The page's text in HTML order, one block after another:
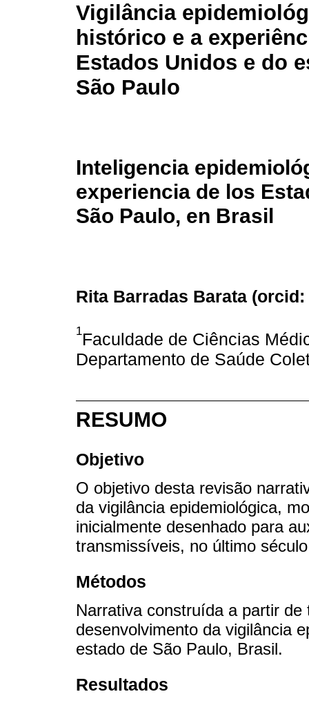
Vigilância
histórico e a
Estados Unidos e do
São Paulo
Inteligencia
experiencia de los
São Paulo, en Brasil
Rita Barradas Barata (orcid:
1Faculdade de Ciências
Departamento de Saúde
RESUMO
Objetivo
O objetivo desta revisão
da vigilância epidemiológica,
inicialmente desenhado para
transmissíveis, no último
Métodos
Narrativa construída a partir
desenvolvimento da vigilância
estado de São Paulo, Brasil.
Resultados